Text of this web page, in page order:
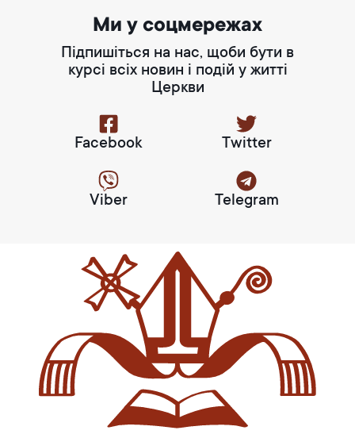
Ми у соцмережах
Підпишіться на нас, щоби бути в
курсі всіх новин і подій у житті
Церкви
Facebook Twitter
Viber Telegram